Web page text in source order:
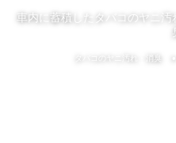
車内に蓄積したタバコのヤニ
タバコのヤニ汚れ・消臭